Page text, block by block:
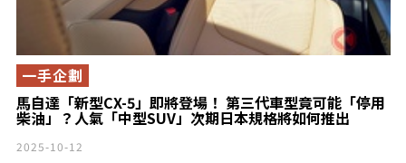
馬自達「新型CX-5」即將登場！ 第三代車型竟可能「停用
柴油」？人氣「中型SUV」次期日本規格將如何推出
一手企劃
2025-10-12